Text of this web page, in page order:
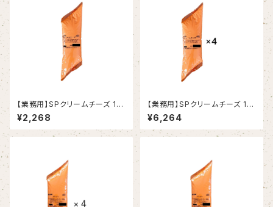
【業務用】SPクリームチーズ 1k
g
¥2,268
【業務用】SPクリームチーズ 1k
g×4
¥6,264